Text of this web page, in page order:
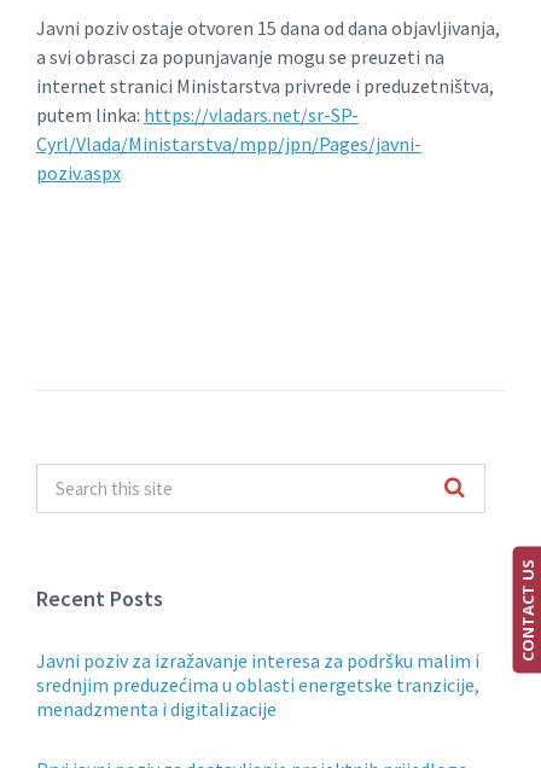
Javni poziv ostaje otvoren 15 dana od dana objavljivanja,
a svi obrasci za popunjavanje mogu se preuzeti na
internet stranici Ministarstva privrede i preduzetništva,
putem linka: https://vladars.net/sr-SP-
Cyrl/Vlada/Ministarstva/mpp/jpn/Pages/javni-
poziv.aspx
Recent Posts
Javni poziv za izražavanje interesa za podršku malim i
srednjim preduzećima u oblasti energetske tranzicije,
menadzmenta i digitalizacije
CONTACT US